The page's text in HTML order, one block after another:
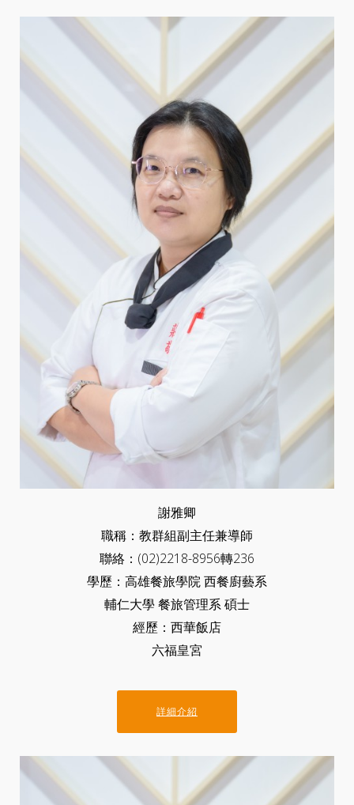
謝雅卿
職稱：教群組副主任兼導師
聯絡：(02)2218-8956轉236
學歷：高雄餐旅學院 西餐廚藝系
輔仁大學 餐旅管理系 碩士
經歷：西華飯店
六福皇宮
詳細介紹